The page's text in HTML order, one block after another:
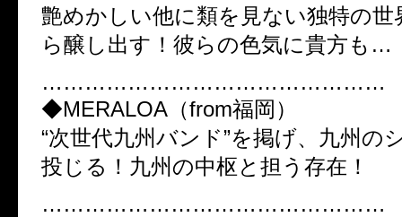
艶めかしい他に類を見ない独特の世
ら醸し出す！彼らの色気に貴方も…
…………………………………………
◆MERALOA（from福岡）
“次世代九州バンド”を掲げ、九州の
投じる！九州の中枢と担う存在！
…………………………………………